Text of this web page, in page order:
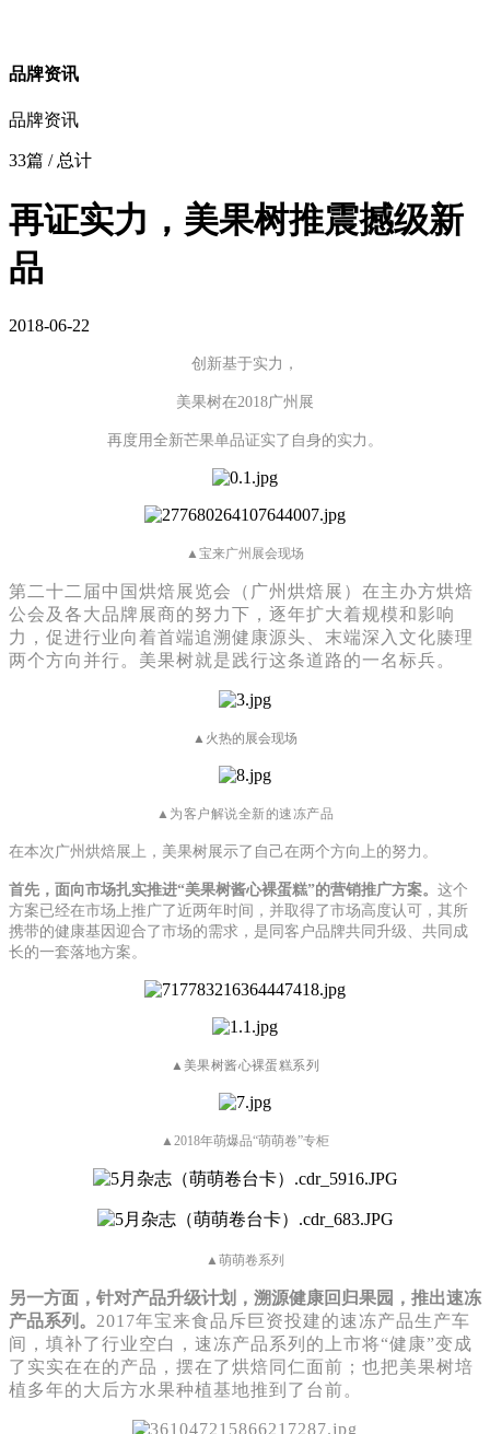
品牌资讯
品牌资讯
33篇 / 总计
再证实力，美果树推震撼级新
品
2018-06-22
创新基于实力，
美果树在2018广州展
再度用全新芒果单品证实了自身的实力。
▲宝来广州展会现场
第二十二届中国烘焙展览会（广州烘焙展）在主办方烘焙
公会及各大品牌展商的努力下，逐年扩大着规模和影响
力，促进行业向着首端追溯健康源头、末端深入文化腠理
两个方向并行。美果树就是践行这条道路的一名标兵。
▲ 火热的展会现场
▲为客户解说全新的速冻产品
在本次广州烘焙展上，美果树展示了自己在两个方向上的努力。
首先，面向市场扎实推进“美果树酱心裸蛋糕”的营销推广方案。 这个
方案已经在市场上推广了近两年时间，并取得了市场高度认可，其所
携带的健康基因迎合了市场的需求，是同客户品牌共同升级、共同成
长的一套落地方案。
▲ 美果树酱心裸蛋糕系列
▲2018年萌爆品“萌萌卷”专柜
▲萌萌卷系列
另一方面，针对产品升级计划，溯源健康回归果园，推出速冻
产品系列。 2017年宝来食品斥巨资投建的速冻产品生产车
间，填补了行业空白，速冻产品系列的上市将“健康”变成
了实实在在的产品，摆在了烘焙同仁面前；也把美果树培
植多年的大后方水果种植基地推到了台前。